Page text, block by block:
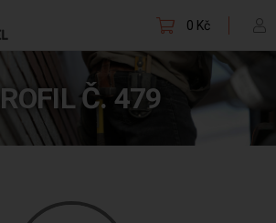
0 Kč
Č. 479